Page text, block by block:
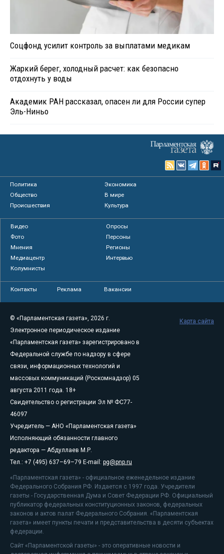
Соцфонд усилит контроль за выплатами медикам
Жаркий берег, холодный расчет: как безопасно
отдохнуть у воды
Академик РАН рассказал, опасен ли для России супер
Эль-Ниньо
Политика
Экономика
Общество
В мире
Происшествия
Культура
Видео
Опросы
Фото
Персоны
Мнения
Регионы
Медиацентр
Интервью
Колумнисты
Контакты Реклама Вакансии
© «Парламентская газета», 2026 г.
Электронное периодическое издание
«Парламентская газета» зарегистрировано в
Федеральной службе по надзору в сфере
связи, информационных технологий и
массовых коммуникаций (Роскомнадзор) 05
августа 2011 года. 18+
Свидетельство о регистрации Эл № ФС77-
46097
Учредитель — АНО «Парламентская газета»
Исполняющий обязанности главного
редактора — Абдуллаев М.Р.
Тел.: +7 (495) 637–69–79 E-mail: pg@pnp.ru
«Парламентская газета» - официальное еженедельное издание
Федерального Собрания РФ. Издается с 1997 года. Учредители
газеты - Государственная Дума и Совет Федерации РФ. Официальный
публикатор федеральных конституционных законов, федеральных
законов и актов палат Федерального Собрания. «Парламентская
газета» имеет пункты печати и представительства в десяти субъектах
федерации.
Сайт «Парламентской газеты» - это оперативные новости и
Карта сайта